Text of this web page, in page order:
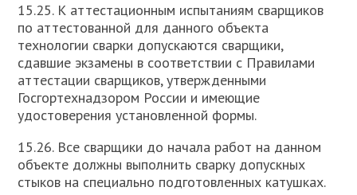
15.25. К аттестационным испытаниям сварщиков
по аттестованной для данного объекта
технологии сварки допускаются сварщики,
сдавшие экзамены в соответствии с Правилами
аттестации сварщиков, утвержденными
Госгортехнадзором России и имеющие
удостоверения установленной формы.
15.26. Все сварщики до начала работ на данном
объекте должны выполнить сварку допускных
стыков на специально подготовленных катушках.